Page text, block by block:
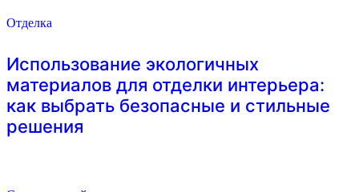
Отделка
Использование экологичных
материалов для отделки интерьера:
как выбрать безопасные и стильные
решения